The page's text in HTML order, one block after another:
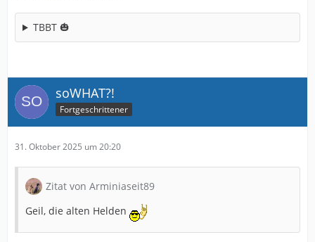
TBBT 🎃
soWHAT?!
Fortgeschrittener
31. Oktober 2025 um 20:20
Zitat von Arminiaseit89
Geil, die alten Helden